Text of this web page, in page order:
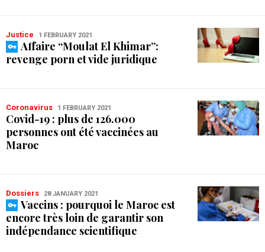
Justice 1 FEBRUARY 2021
Affaire “Moulat El Khimar”:
revenge porn et vide juridique
Coronavirus 1 FEBRUARY 2021
Covid-19 : plus de 126.000
personnes ont été vaccinées au
Maroc
Dossiers 28 JANUARY 2021
Vaccins : pourquoi le Maroc est
encore très loin de garantir son
indépendance scientifique